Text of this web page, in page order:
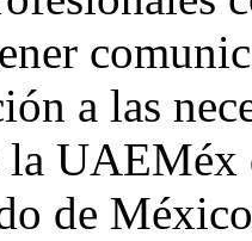
a las
la UAEMéx
de